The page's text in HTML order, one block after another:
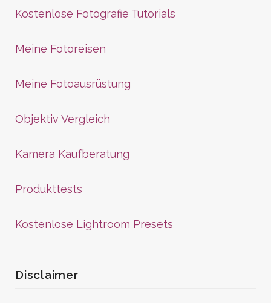
Kostenlose Fotografie Tutorials
Meine Fotoreisen
Meine Fotoausrüstung
Objektiv Vergleich
Kamera Kaufberatung
Produkttests
Kostenlose Lightroom Presets
Disclaimer